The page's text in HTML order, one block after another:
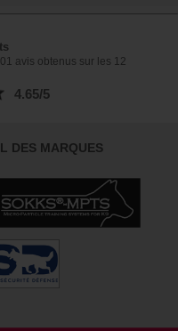
avis obtenus sur les 12
4.65/5
DES MARQUES